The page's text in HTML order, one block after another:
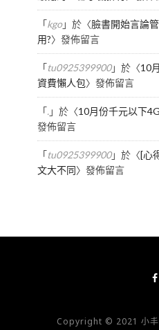
「kgo」於〈臉書開始言論
用?〉發佈留言
「tu0925399900」於〈10
資費懶人包〉發佈留言
「.」於〈10月份千元以下
發佈留言
「tu0925399900」於〈[心
文大不同〉發佈留言
Copyright © 2021 小